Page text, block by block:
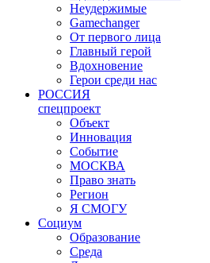
Неудержимые
Gamechanger
От первого лица
Главный герой
Вдохновение
Герои среди нас
РОССИЯ
спецпроект
Объект
Инновация
Событие
МОСКВА
Право знать
Регион
Я СМОГУ
Социум
Образование
Среда